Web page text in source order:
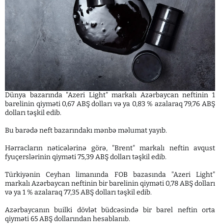
Dünya bazarında "Azeri Light" markalı Azərbaycan neftinin 1
barelinin qiyməti 0,67 ABŞ dolları və ya 0,83 % azalaraq 79,76 ABŞ
dolları təşkil edib.
Bu barədə neft bazarındakı mənbə məlumat yayıb.
Hərracların nəticələrinə görə, "Brent" markalı neftin avqust
fyuçerslərinin qiyməti 75,39 ABŞ dolları təşkil edib.
Türkiyənin Ceyhan limanında FOB bazasında "Azeri Light"
markalı Azərbaycan neftinin bir barelinin qiyməti 0,78 ABŞ dolları
və ya 1 % azalaraq 77,35 ABŞ dolları təşkil edib.
Azərbaycanın builki dövlət büdcəsində bir barel neftin orta
qiyməti 65 ABŞ dollarından hesablanıb.